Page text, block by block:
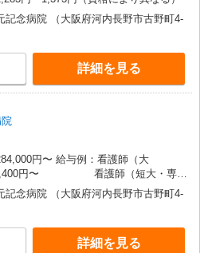
念病院 （大阪府河内長野市古野町4-
詳細を見る
円〜 給与例：看護師（大
円〜 看護師（短大・専門
402,400円〜 ※夜勤5回含む/経験加算あ
直20,000円/回 夜勤月4回以上の場合：夜
22,000円 ベル手当2,150円／回
念病院 （大阪府河内長野市古野町4-
詳細を見る